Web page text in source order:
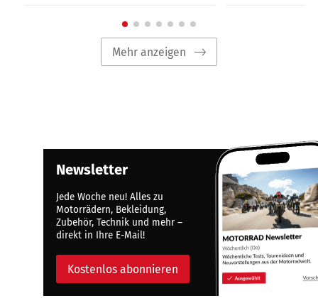
Mehr anzeigen
Newsletter
Jede Woche neu! Alles zu
Motorrädern, Bekleidung,
Zubehör, Technik und mehr –
direkt in Ihre E-Mail!
Kostenlos abonnieren